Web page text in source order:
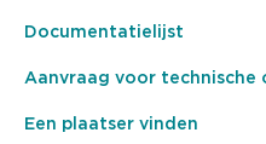
Documentatielijst
Aanvraag voor technische
Een plaatser vinden